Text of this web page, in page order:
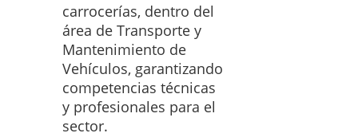
carrocerías, dentro del
área de Transporte y
Mantenimiento de
Vehículos, garantizando
competencias técnicas
y profesionales para el
sector.